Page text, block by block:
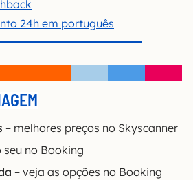
24h em português
– melhores preços no Skyscanner
seu no Booking
– veja as opções no Booking